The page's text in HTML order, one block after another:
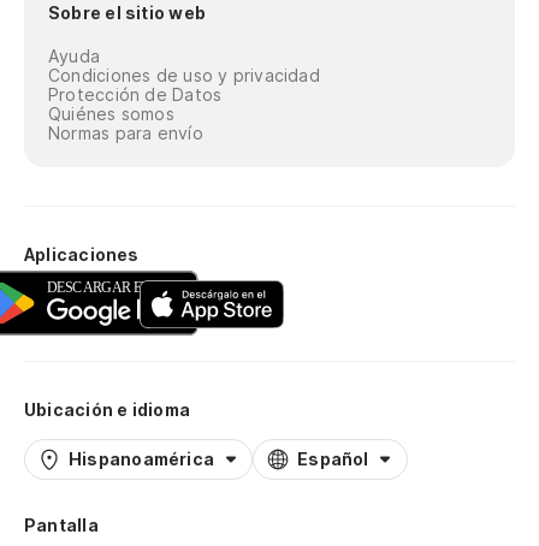
Sobre el sitio web
Ayuda
Condiciones de uso y privacidad
Protección de Datos
Quiénes somos
Normas para envío
Aplicaciones
Ubicación e idioma
Hispanoamérica Español
Pantalla